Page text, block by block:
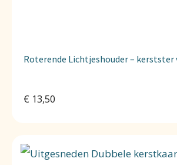
Roterende Lichtjeshouder – kerstster
€ 13,50